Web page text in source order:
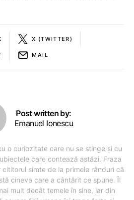
X (TWITTER)
MAIL
Post written by:
Emanuel Ionescu
o curiozitate care nu se stinge și cu
care contează astăzi. Fraza
cititorul simte de la primele rânduri că
cineva care a cântărit ce spune. Îl
mult decât temele în sine, iar din